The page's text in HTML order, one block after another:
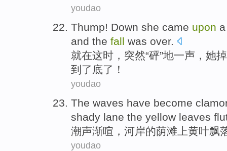
youdao
Thump! Down she came upon a
and the fall was over.
就在这时，突然“砰”地一声， 她掉
到了底了！
youdao
The waves have become
shady lane the yellow leaves
潮声渐喧 ， 河岸的荫滩上黄叶飘
youdao